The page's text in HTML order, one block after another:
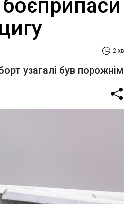
2 хв
узагалі був порожнім